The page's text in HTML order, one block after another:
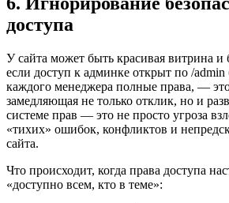
доступа
У сайта может быть красивая витрина и
если доступ к админке открыт по /admin
каждого менеджера полные права, —
замедляющая не только отклик, но и
системе прав — это не просто угроза
«тихих» ошибок, конфликтов и
сайта.
Что происходит, когда права доступа
«доступно всем, кто в теме»: